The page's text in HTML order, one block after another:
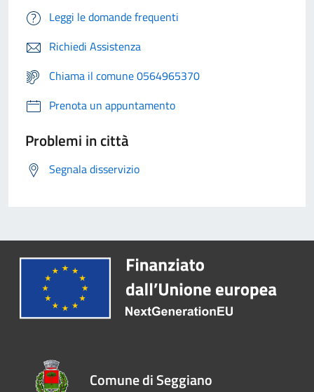
Leggi le domande frequenti
Richiedi Assistenza
Chiama il comune 0564965370
Prenota un appuntamento
Problemi in città
Segnala disservizio
Comune di Seggiano